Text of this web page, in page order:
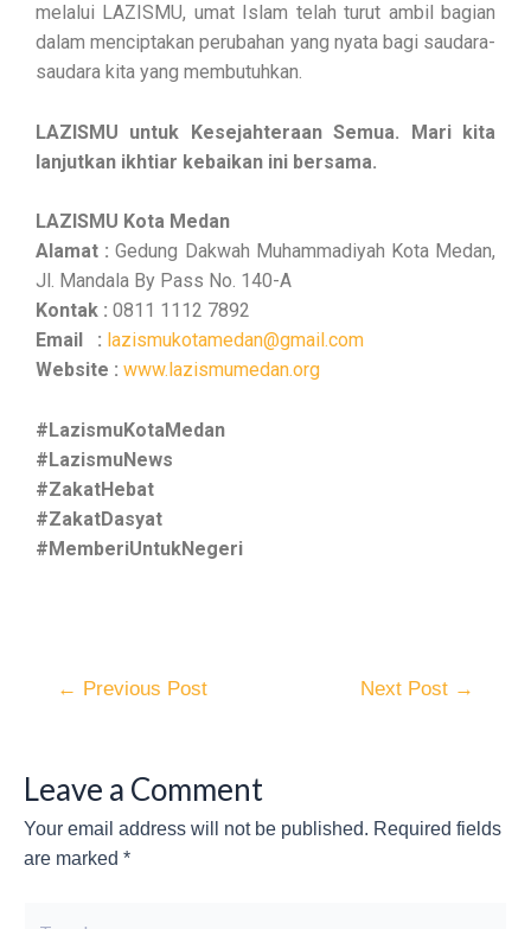
melalui LAZISMU, umat Islam telah turut ambil bagian
dalam menciptakan perubahan yang nyata bagi saudara-
saudara kita yang membutuhkan.
LAZISMU untuk Kesejahteraan Semua. Mari kita
lanjutkan ikhtiar kebaikan ini bersama.
LAZISMU Kota Medan
Alamat : Gedung Dakwah Muhammadiyah Kota Medan,
Jl. Mandala By Pass No. 140-A
Kontak : 0811 1112 7892
Email : lazismukotamedan@gmail.com
Website : www.lazismumedan.org
#LazismuKotaMedan
#LazismuNews
#ZakatHebat
#ZakatDasyat
#MemberiUntukNegeri
← Previous Post Next Post →
Leave a Comment
Your email address will not be published. Required fields
are marked *